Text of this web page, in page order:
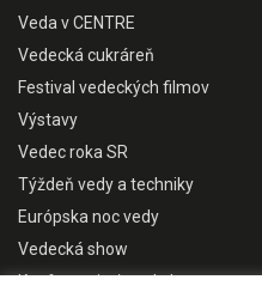
Veda v CENTRE
Vedecká cukráreň
Festival vedeckých filmov
Výstavy
Vedec roka SR
Týždeň vedy a techniky
Európska noc vedy
Vedecká show
Konferencie / workshopy